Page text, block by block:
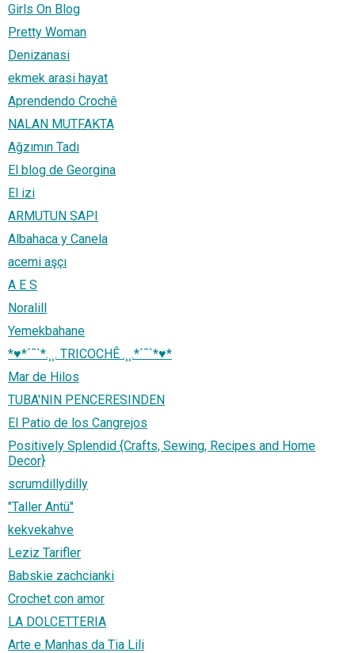
Girls On Blog
Pretty Woman
Denizanasi
ekmek arasi hayat
Aprendendo Crochê
NALAN MUTFAKTA
Ağzımın Tadı
El blog de Georgina
El izi
ARMUTUN SAPI
Albahaca y Canela
acemi aşçı
A E S
Noralill
Yemekbahane
*♥*´¯`*.¸¸. TRICOCHÊ .¸¸.*´¯`*♥*
Mar de Hilos
TUBA'NIN PENCERESINDEN
El Patio de los Cangrejos
Positively Splendid {Crafts, Sewing, Recipes and Home
Decor}
scrumdillydilly
"Taller Antü"
kekvekahve
Leziz Tarifler
Babskie zachcianki
Crochet con amor
LA DOLCETTERIA
Arte e Manhas da Tia Lili